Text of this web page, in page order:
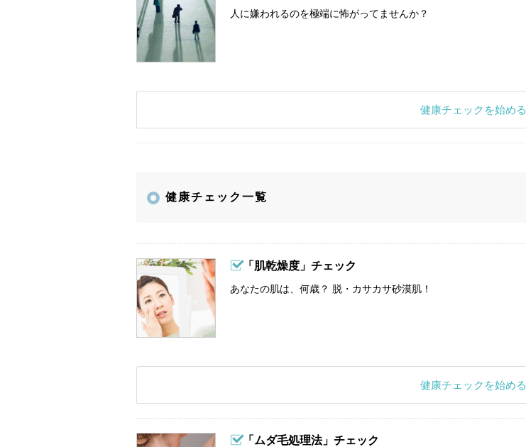
人に嫌われるのを極端に怖がってませんか？
健康チェックを始める
健康チェック一覧
「肌乾燥度」チェック
あなたの肌は、何歳？ 脱・カサカサ砂漠肌！
健康チェックを始める
「ムダ毛処理法」チェック